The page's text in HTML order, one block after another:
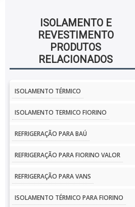
ISOLAMENTO E
REVESTIMENTO
PRODUTOS
RELACIONADOS
ISOLAMENTO TÉRMICO
ISOLAMENTO TERMICO FIORINO
REFRIGERAÇÃO PARA BAÚ
REFRIGERAÇÃO PARA FIORINO VALOR
REFRIGERAÇÃO PARA VANS
ISOLAMENTO TÉRMICO PARA FIORINO